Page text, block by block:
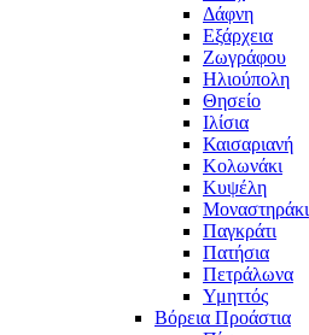
Δάφνη
Εξάρχεια
Ζωγράφου
Ηλιούπολη
Θησείο
Ιλίσια
Καισαριανή
Κολωνάκι
Κυψέλη
Μοναστηράκι
Παγκράτι
Πατήσια
Πετράλωνα
Υμηττός
Βόρεια Προάστια